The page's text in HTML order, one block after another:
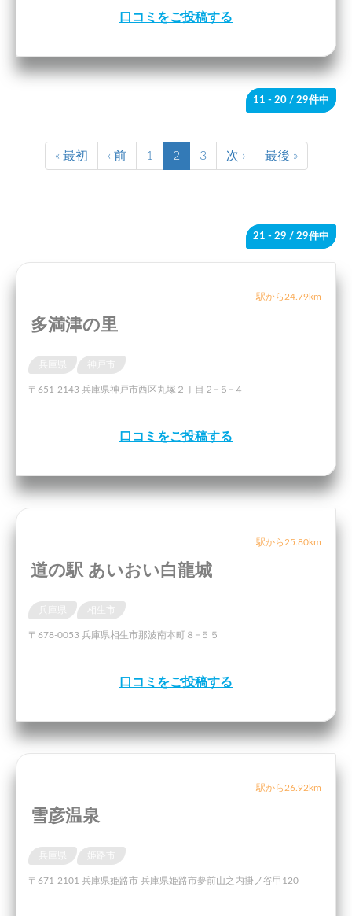
口コミをご投稿する
11 - 20 / 29件中
« 最初 ‹ 前 1 2 3 次 › 最後 »
21 - 29 / 29件中
駅から24.79km
多満津の里
〒651-2143 兵庫県神戸市西区丸塚２丁目２−５−４
口コミをご投稿する
駅から25.80km
道の駅 あいおい白龍城
〒678-0053 兵庫県相生市那波南本町８−５５
口コミをご投稿する
駅から26.92km
雪彦温泉
姫路市
〒671-2101 兵庫県姫路市 兵庫県姫路市夢前山之内掛ノ谷甲120